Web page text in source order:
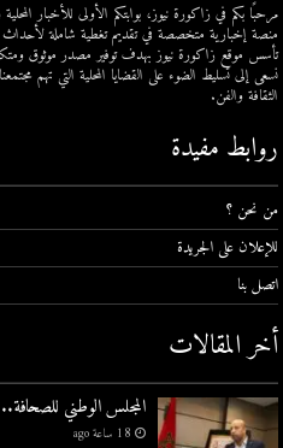
مرحبًا بكم في زاكورة نيوز، بوابتكم الأولى للأخبار
منصة إخبارية متخصصة في تقديم تغطية شاملة
تأسس موقع زاكورة نيوز بهدف توفير مصدر موثوق
نسعى إلى تسليط الضوء على القضايا المحلية التي تهم
الثقافة والفن.
روابط مفيدة
من نحن ؟
للإعلان على الجريدة
اتصل بنا
أخر المقالات
المجلس الوطني
18 ساعة ago